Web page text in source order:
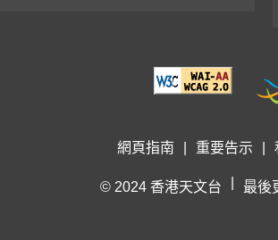
網頁指南 重要告示
© 2024 香港天文台 最後